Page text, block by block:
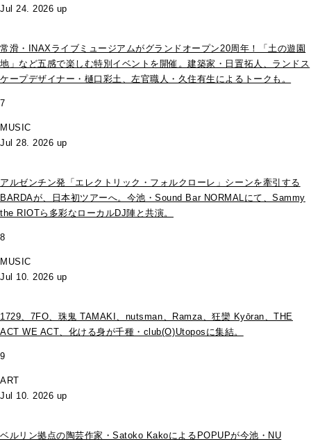
Jul 24. 2026 up
常滑・INAXライブミュージアムがグランドオープン20周年！「土の遊園
地」など五感で楽しむ特別イベントを開催。建築家・日置拓人、ランドス
ケープデザイナー・樋口彩土、左官職人・久住有生によるトークも。
7
MUSIC
Jul 28. 2026 up
アルゼンチン発「エレクトリック・フォルクローレ」シーンを牽引する
BARDAが、日本初ツアーへ。今池・Sound Bar NORMALにて、Sammy
the RIOTら多彩なローカルDJ陣と共演。
8
MUSIC
Jul 10. 2026 up
1729、7FO、珠鬼 TAMAKI、nutsman、Ramza、狂欒 Kyōran、THE
ACT WE ACT、化ける身が千種・club(O)Utoposに集結。
9
ART
Jul 10. 2026 up
ベルリン拠点の陶芸作家・Satoko KakoによるPOPUPが今池・NU